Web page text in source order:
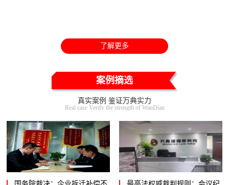
了解更多
案例摘选
真实案例 鉴证万典实力
Real case Verify the strength of WanDian